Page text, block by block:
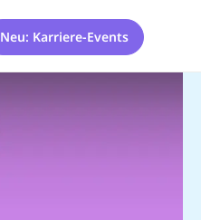
Neu: Karriere-Events